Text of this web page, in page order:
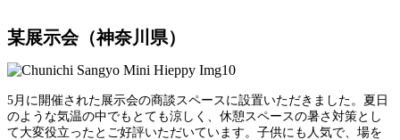
某展示会（神奈川県）
5月に開催された展示会の商談スペースに設置いただきました。夏日
のような気温の中でもとても涼しく、休憩スペースの暑さ対策とし
て大変役立ったとご好評いただいています。子供にも人気で、場を